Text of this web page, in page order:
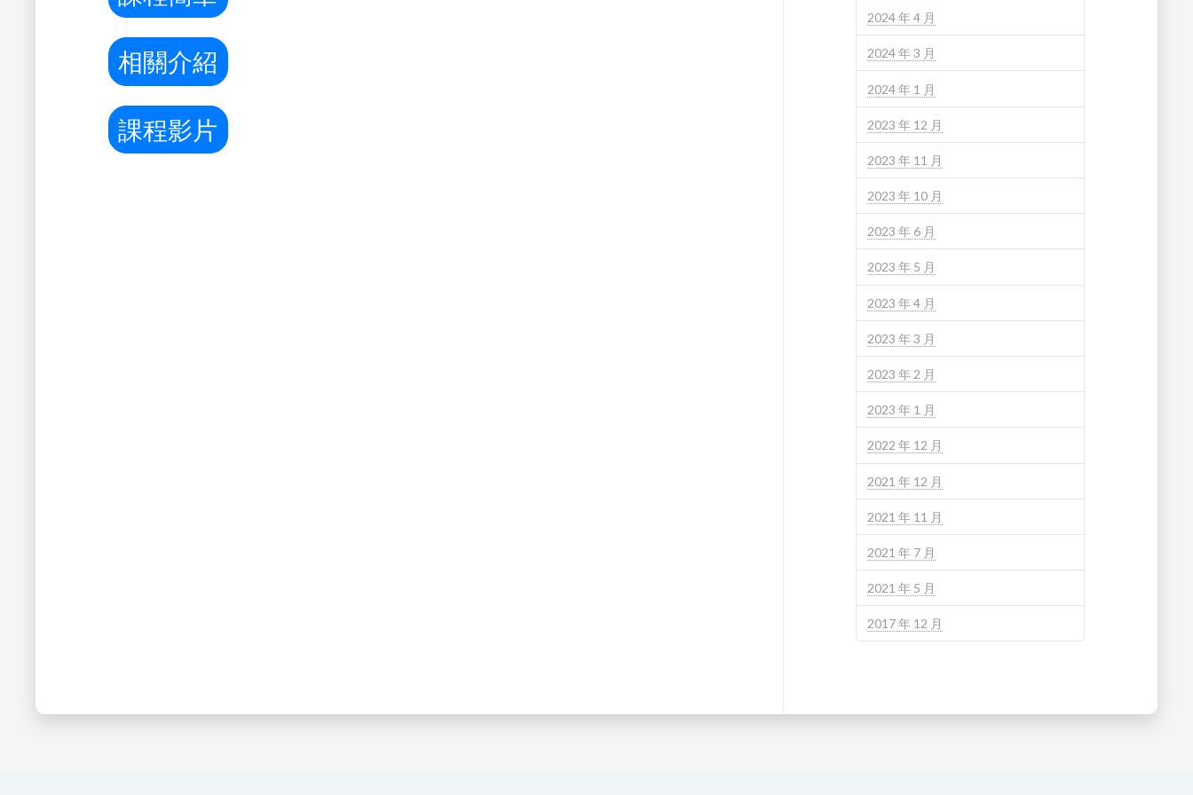
相關介紹
課程影片
2024 年 4 月
2024 年 3 月
2024 年 1 月
2023 年 12 月
2023 年 11 月
2023 年 10 月
2023 年 6 月
2023 年 5 月
2023 年 4 月
2023 年 3 月
2023 年 2 月
2023 年 1 月
2022 年 12 月
2021 年 12 月
2021 年 11 月
2021 年 7 月
2021 年 5 月
2017 年 12 月